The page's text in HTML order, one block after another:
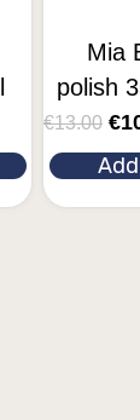
Mia
polish
€13.00 €